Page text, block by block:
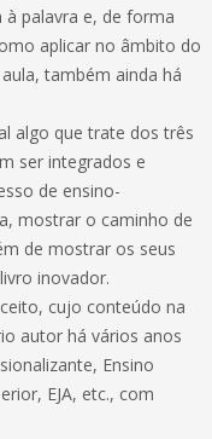
palavra e, de forma
aplicar no âmbito do
também ainda há
algo que trate dos três
ser integrados e
de ensino-
mostrar o caminho de
de mostrar os seus
inovador.
cujo conteúdo na
autor há vários anos
Ensino
EJA, etc., com